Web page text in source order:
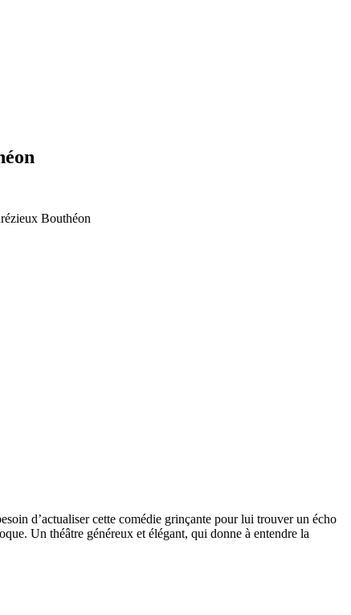
Bouthéon
d’actualiser cette comédie grinçante pour lui trouver un écho
Un théâtre généreux et élégant, qui donne à entendre la